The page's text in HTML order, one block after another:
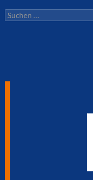
Suchen
nach: